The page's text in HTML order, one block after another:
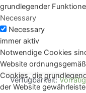
grundlegender
Necessary
Necessary
immer aktiv
Notwendige Cookies
Website
Cookies, die
der Website
Verfügbarkeit: Vorrätig